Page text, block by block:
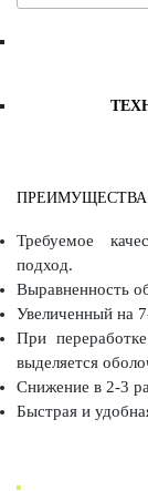
Требуемое
подход.
Выравненность
Увеличенный на
При
выделяется
Снижение в 2-3
Быстрая и